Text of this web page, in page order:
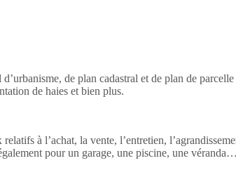
de plan cadastral et de plan de
de haies et bien plus.
relatifs à l’achat, la vente, l’entretien,
pour un garage, une piscine, une